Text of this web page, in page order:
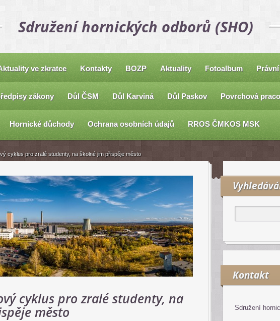
Sdružení hornických odborů (SHO)
ve zkratce Kontakty BOZP Aktuality Fotoalbum
zákony Důl ČSM Důl Karviná Důl Paskov Povrchová
Hornické důchody Ochrana osobních údajů RROS ČMKOS MSK
cyklus pro zralé studenty, na
město
Kontakt
Sdružení
cyklus pro zralé studenty, na školné jim přispěje město